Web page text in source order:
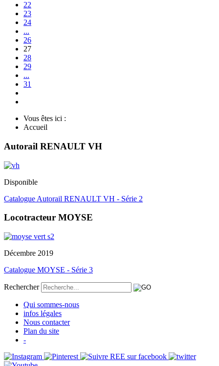
22
23
24
...
26
27
28
29
...
31
Vous êtes ici :
Accueil
Autorail RENAULT VH
Disponible
Catalogue Autorail RENAULT VH - Série 2
Locotracteur MOYSE
Décembre 2019
Catalogue MOYSE - Série 3
Rechercher
Qui sommes-nous
infos légales
Nous contacter
Plan du site
-